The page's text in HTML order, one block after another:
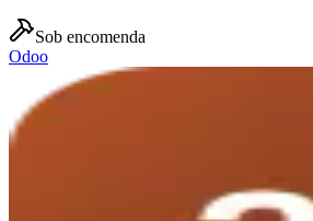
Sob encomenda
Odoo